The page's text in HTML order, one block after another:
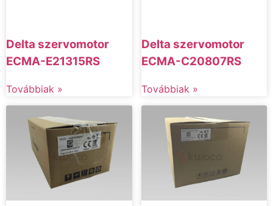
Delta szervomotor
ECMA-E21315RS
Továbbiak »
Delta szervomotor
ECMA-C20807RS
Továbbiak »